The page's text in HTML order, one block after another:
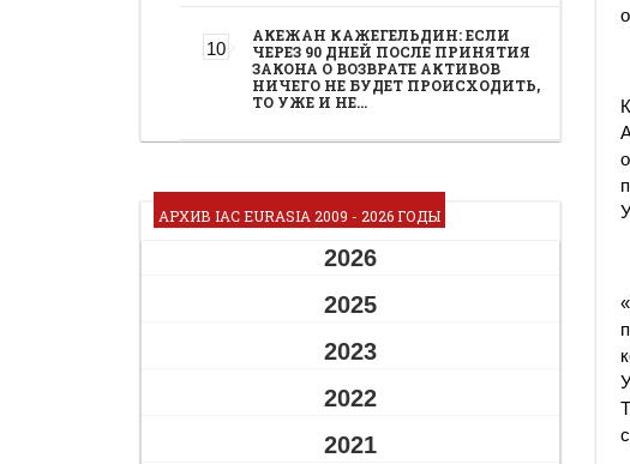
АКЕЖАН КАЖЕГЕЛЬДИН: ЕСЛИ
ЧЕРЕЗ 90 ДНЕЙ ПОСЛЕ ПРИНЯТИЯ
ЗАКОНА О ВОЗВРАТЕ АКТИВОВ
НИЧЕГО НЕ БУДЕТ ПРОИСХОДИТЬ,
ТО УЖЕ И НЕ…
АРХИВ IAC EURASIA 2009 - 2026 ГОДЫ
2026
2025
2023
2022
2021